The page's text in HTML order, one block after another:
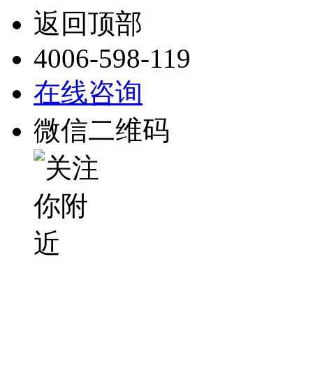
返回顶部
4006-598-119
在线咨询
微信二维码